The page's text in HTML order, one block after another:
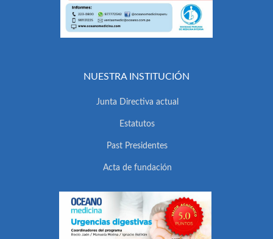
NUESTRA INSTITUCIÓN
Junta Directiva actual
Estatutos
Past Presidentes
Acta de fundación